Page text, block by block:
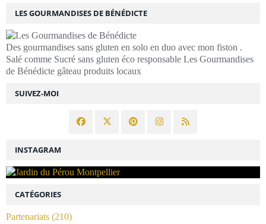
SUIVEZ-MOI
LES GOURMANDISES DE BÉNÉDICTE
Des gourmandises sans gluten en solo en duo avec mon fiston .
Salé comme Sucré sans gluten éco responsable Les Gourmandises
de Bénédicte gâteau produits locaux
INSTAGRAM
CATÉGORIES
Partenariats (210)